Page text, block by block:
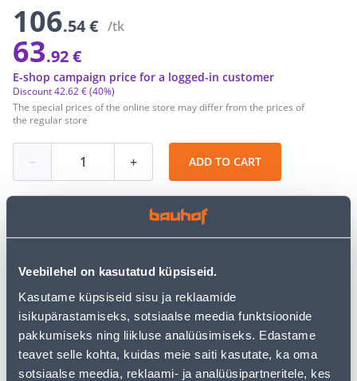
Veebilehel on kasutatud küpsiseid.
Kasutame küpsiseid sisu ja reklaamide
isikupärastamiseks, sotsiaalse meedia funktsioonide
pakkumiseks ning liikluse analüüsimiseks. Edastame
teavet selle kohta, kuidas meie saiti kasutate, ka oma
sotsiaalse meedia, reklaami- ja analüüsipartneritele, kes
106.54 € /tk
63.92 €
The special prices of the online store may differ from the prices of
the regular store
Discount42.62 €(40%)
E-shop campaign price for a logged-in customer
− + ADD TO CART
• Kolm võimsusastet: 2000 W, 1200 W, 800 W.
• 9 ribi.
• Termostaat, ülekuumenemiskaitse, märgutuli ja
ümberkukkumiskaitse.
• 14-päevane tagastusõigus.